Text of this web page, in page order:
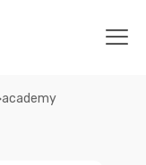
academy